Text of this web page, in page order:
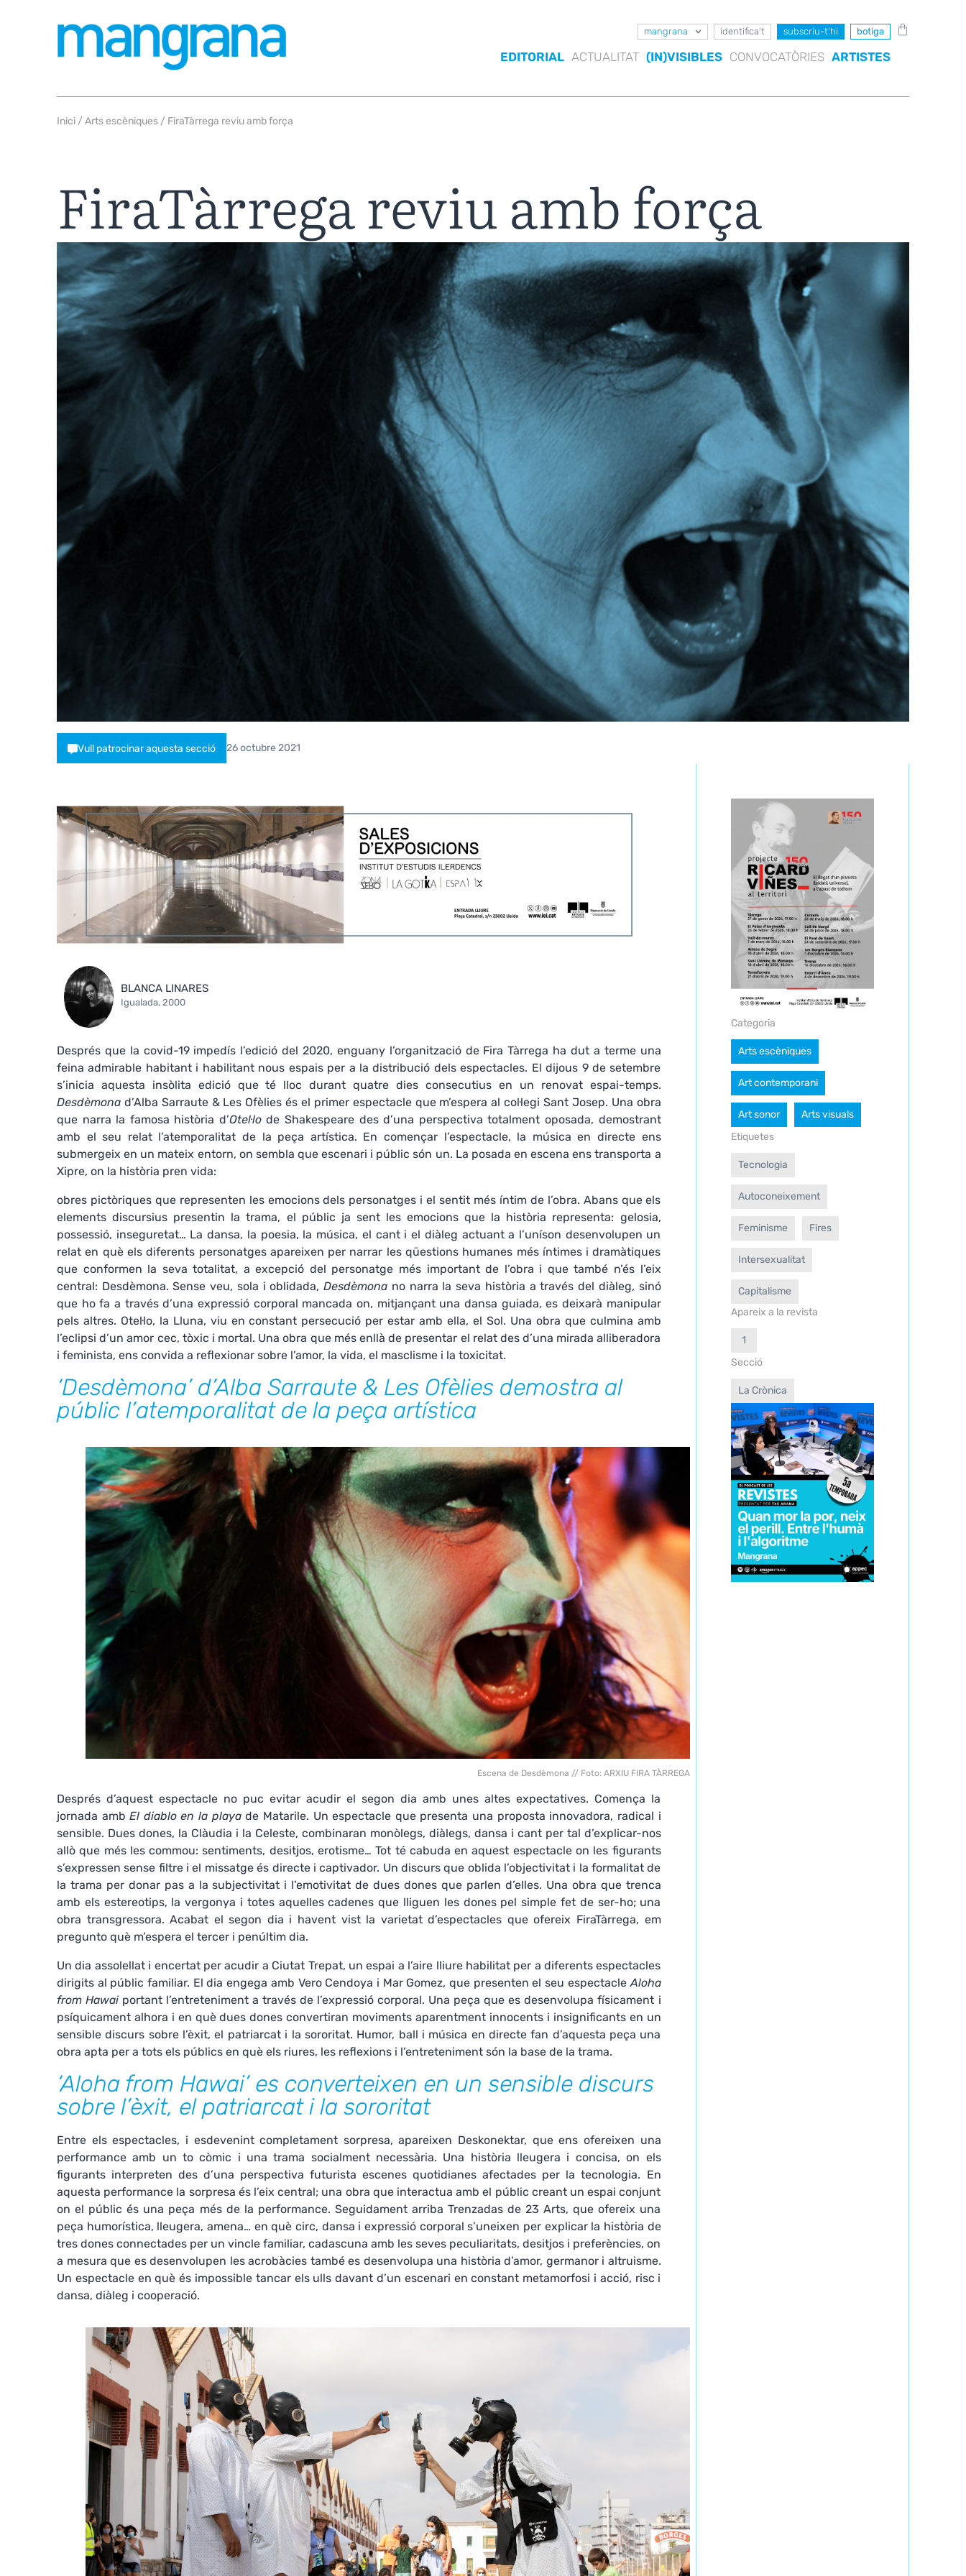
mangrana identifica’t subscriu-t’hi botiga
EDITORIAL ACTUALITAT (IN)VISIBLES CONVOCATÒRIES ARTISTES
Inici /Arts escèniques / FiraTàrrega reviu amb força
FiraTàrrega reviu amb força
Vull patrocinar aquesta secció 26 octubre 2021
BLANCA LINARES
Igualada, 2000
Després que la covid-19 impedís l’edició del 2020, enguany l’organització de Fira Tàrrega ha dut a terme una
feina admirable habitant i habilitant nous espais per a la distribució dels espectacles. El dijous 9 de setembre
s’inicia aquesta insòlita edició que té lloc durant quatre dies consecutius en un renovat espai-temps.
Desdèmona d’Alba Sarraute & Les Ofèlies és el primer espectacle que m’espera al col·legi Sant Josep. Una obra
que narra la famosa història d’Otel·lode Shakespeare des d’una perspectiva totalment oposada, demostrant
amb el seu relat l’atemporalitat de la peça artística. En començar l’espectacle, la música en directe ens
submergeix en un mateix entorn, on sembla que escenari i públic són un. La posada en escena ens transporta a
Xipre, on la història pren vida:
obres pictòriques que representen les emocions dels personatges i el sentit més íntim de l’obra. Abans que els
elements discursius presentin la trama, el públic ja sent les emocions que la història representa: gelosia,
possessió, inseguretat… La dansa, la poesia, la música, el cant i el diàleg actuant a l’uníson desenvolupen un
relat en què els diferents personatges apareixen per narrar les qüestions humanes més íntimes i dramàtiques
que conformen la seva totalitat, a excepció del personatge més important de l’obra i que també n’és l’eix
central: Desdèmona. Sense veu, sola i oblidada,Desdèmona no narra la seva història a través del diàleg, sinó
que ho fa a través d’una expressió corporal mancada on, mitjançant una dansa guiada, es deixarà manipular
pels altres. Otel·lo, la Lluna, viu en constant persecució per estar amb ella, el Sol. Una obra que culmina amb
l’eclipsi d’un amor cec, tòxic i mortal. Una obra que més enllà de presentar el relat des d’una mirada alliberadora
i feminista, ens convida a reflexionar sobre l’amor, la vida, el masclisme i la toxicitat.
‘Desdèmona’ d’Alba Sarraute & Les Ofèlies demostra al
públic l’atemporalitat de la peça artística
Escena de Desdèmona // Foto: ARXIU FIRA TÀRREGA
Després d’aquest espectacle no puc evitar acudir el segon dia amb unes altes expectatives. Comença la
jornada ambEl diablo en la playade Matarile. Un espectacle que presenta una proposta innovadora, radical i
sensible. Dues dones, la Clàudia i la Celeste, combinaran monòlegs, diàlegs, dansa i cant per tal d’explicar-nos
allò que més les commou: sentiments, desitjos, erotisme… Tot té cabuda en aquest espectacle on les figurants
s’expressen sense filtre i el missatge és directe i captivador. Un discurs que oblida l’objectivitat i la formalitat de
la trama per donar pas a la subjectivitat i l’emotivitat de dues dones que parlen d’elles. Una obra que trenca
amb els estereotips, la vergonya i totes aquelles cadenes que lliguen les dones pel simple fet de ser-ho; una
obra transgressora. Acabat el segon dia i havent vist la varietat d’espectacles que ofereix FiraTàrrega, em
pregunto què m’espera el tercer i penúltim dia.
Un dia assolellat i encertat per acudir a Ciutat Trepat, un espai a l’aire lliure habilitat per a diferents espectacles
dirigits al públic familiar. El dia engega amb Vero Cendoya i Mar Gomez, que presenten el seu espectacleAloha
from Hawai portant l’entreteniment a través de l’expressió corporal. Una peça que es desenvolupa físicament i
psíquicament alhora i en què dues dones convertiran moviments aparentment innocents i insignificants en un
sensible discurs sobre l’èxit, el patriarcat i la sororitat. Humor, ball i música en directe fan d’aquesta peça una
obra apta per a tots els públics en què els riures, les reflexions i l’entreteniment són la base de la trama.
‘Aloha from Hawai’ es converteixen en un sensible discurs
sobre l’èxit, el patriarcat i la sororitat
Entre els espectacles, i esdevenint completament sorpresa, apareixen Deskonektar, que ens ofereixen una
performance amb un to còmic i una trama socialment necessària. Una història lleugera i concisa, on els
figurants interpreten des d’una perspectiva futurista escenes quotidianes afectades per la tecnologia. En
aquesta performance la sorpresa és l’eix central; una obra que interactua amb el públic creant un espai conjunt
on el públic és una peça més de la performance. Seguidament arriba Trenzadas de 23 Arts, que ofereix una
peça humorística, lleugera, amena… en què circ, dansa i expressió corporal s’uneixen per explicar la història de
tres dones connectades per un vincle familiar, cadascuna amb les seves peculiaritats, desitjos i preferències, on
a mesura que es desenvolupen les acrobàcies també es desenvolupa una història d’amor, germanor i altruisme.
Un espectacle en què és impossible tancar els ulls davant d’un escenari en constant metamorfosi i acció, risc i
dansa, diàleg i cooperació.
Categoria
Arts escèniques
Art contemporani
Art sonor
Arts visuals
Etiquetes
Tecnologia
Autoconeixement
Feminisme Fires
Intersexualitat
Capitalisme
Apareix a la revista
1
Secció
La Crònica